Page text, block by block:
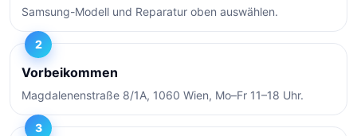
Samsung-Modell und Reparatur oben auswählen.
2
Vorbeikommen
Magdalenenstraße 8/1A, 1060 Wien, Mo–Fr 11–18 Uhr.
3